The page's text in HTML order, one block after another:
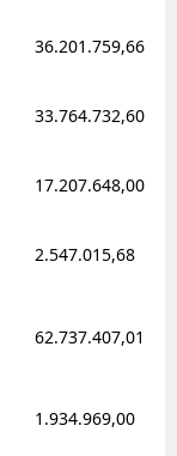
36.201.759,66
33.764.732,60
17.207.648,00
2.547.015,68
62.737.407,01
1.934.969,00